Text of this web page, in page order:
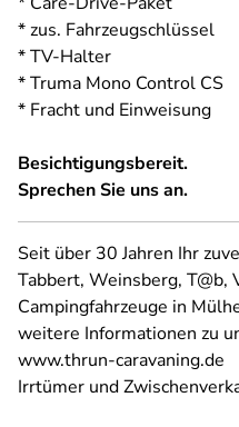
* zus. Fahrzeugschlüssel
* TV-Halter
* Truma Mono Control CS
* Fracht und Einweisung
Besichtigungsbereit.
Sprechen Sie uns an.
Seit über 30 Jahren Ihr
Tabbert, Weinsberg, T@b,
Campingfahrzeuge in
weitere Informationen zu
www.thrun-caravaning.de
Irrtümer und